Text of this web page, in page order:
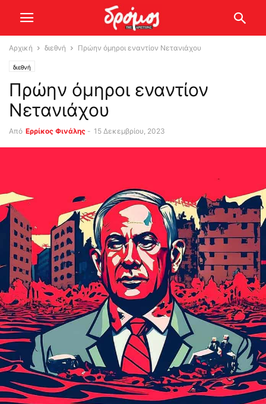
Αρχική διεθνή Πρώην όμηροι εναντίον Νετανιάχου
διεθνή
Πρώην όμηροι εναντίον
Νετανιάχου
Από Ερρίκος Φινάλης - 15 Δεκεμβρίου, 2023